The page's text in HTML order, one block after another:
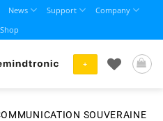
News Support
Company
Shop
+
SOUVERAINE